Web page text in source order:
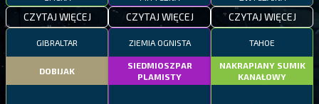
CZYTAJ WIĘCEJ CZYTAJ WIĘCEJ CZYTAJ WIĘCEJ
GIBRALTAR
DOBIJAK
ZIEMIA OGNISTA
SIEDMIOSZPAR
PLAMISTY
TAHOE
NAKRAPIANY SUMIK
KANAŁOWY